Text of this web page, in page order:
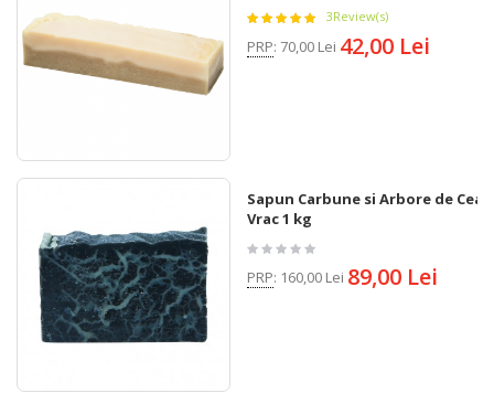
3Review(s)
PRP: 70,00 Lei 42,00 Lei
Sapun Carbune si Arbore de Ceai
Vrac 1 kg
PRP: 160,00 Lei 89,00 Lei